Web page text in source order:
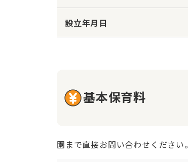
設立年月日
基本保育料
園まで直接お問い合わせください。